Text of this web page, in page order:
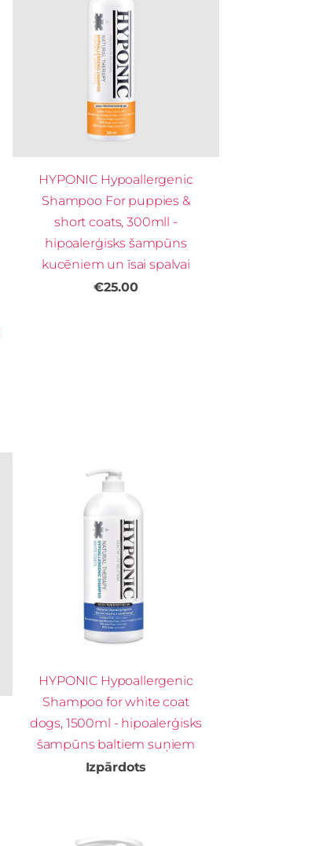
HYPONIC Hypoallergenic
Shampoo For puppies &
short coats, 300mll -
hipoalerģisks šampūns
kucēniem un īsai spalvai
€25.00
HYPONIC Hypoallergenic
Shampoo for white coat
dogs, 1500ml - hipoalerģisks
šampūns baltiem suņiem
Izpārdots